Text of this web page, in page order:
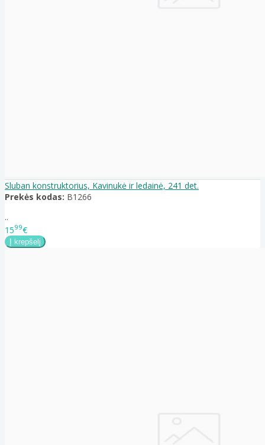
Sluban konstruktorius, Kavinukė ir ledainė, 241 det.
Prekės kodas: B1266
..
1599€